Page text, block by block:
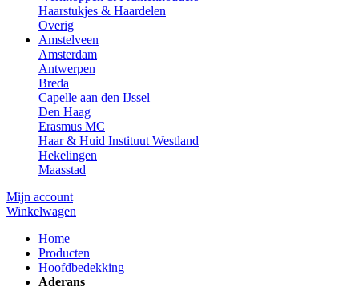
Haarstukjes & Haardelen
Overig
Amstelveen
Amsterdam
Antwerpen
Breda
Capelle aan den IJssel
Den Haag
Erasmus MC
Haar & Huid Instituut Westland
Hekelingen
Maasstad
Mijn account
Winkelwagen
Home
Producten
Hoofdbedekking
Aderans